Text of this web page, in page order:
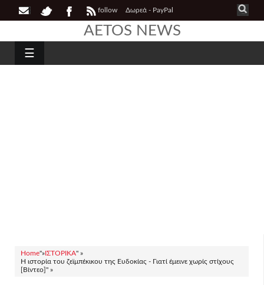
follow Δωρεά - PayPal
AETOS NEWS
☰
Home"»ΙΣΤΟΡΙΚΑ" »
Η ιστορία του ζεϊμπέκικου της Ευδοκίας - Γιατί έμεινε χωρίς στίχους
[Βίντεο]" »